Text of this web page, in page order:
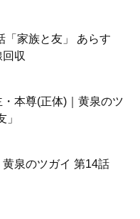
「家族と友」 あらす
収
本尊(正体)｜黄泉のツ
泉のツガイ 第14話